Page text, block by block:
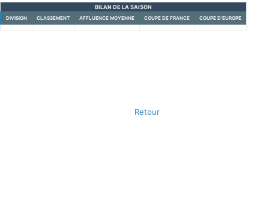
BILAN DE LA SAISON
DIVISION CLASSEMENT AFFLUENCE MOYENNE COUPE DE FRANCE COUPE D'EUROPE
Retour